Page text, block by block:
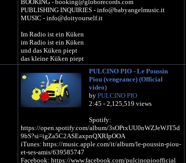
BOOKING - booking@globorecords.com
PUBLISHING INQUIRIES - info@babyangelmusic.it
MUSIC - info@doityourself.it
Im Radio ist ein Küken
im Radio ist ein Küken
und das Küken piept
das kleine Küken piept
das kleine Küken piept
das kleine Küken piept
das kleine Küken piept
das kleine Küken piept
Im Radio ist eine Henne
und das Küken piept
das kleine Küken piept
das kleine Küken piept
das kleine Küken piept
PULCINO PIO - Le Poussin
Piou (vengeance) (Official
video)
by PULCINO PIO
2:45 - 2,125,519 views
Spotify:
https://open.spotify.com/album/3sOPtxUU0nWZJeWJT5d
9bS?si=igZa5C2ASEaxpnQXRIpOOA
iTunes: https://music.apple.com/it/album/le-poussin-piou-
et-ses-amis/639585747
Facebook: https://www.facebook.com/pulcinopioofficial